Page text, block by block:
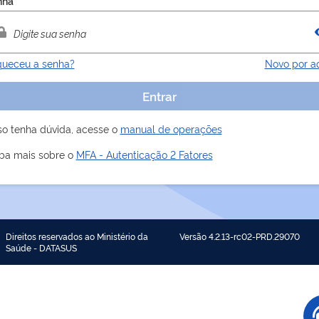
a senha? Novo por
Entrar
tenha dúvida, acesse o manual de operações
mais sobre o MFA - Autenticação 2 Fatores
Direitos reservados ao Ministério da
Saúde - DATASUS
Versão 4.2.13-rc02-PRD.29070